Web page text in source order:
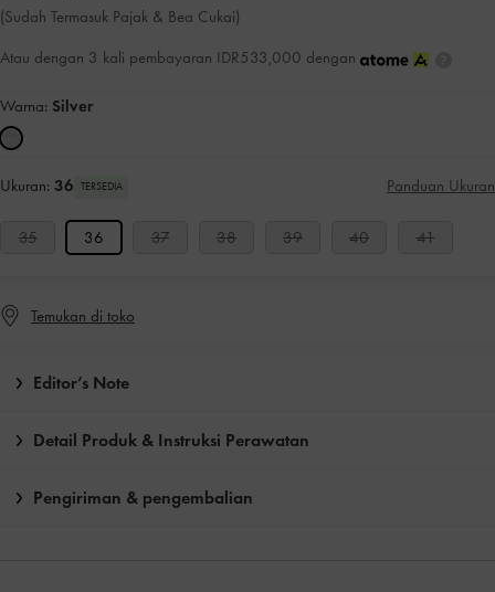
(Sudah Termasuk Pajak & Bea Cukai)
Atau dengan 3 kali pembayaran IDR533,000 dengan
Warna: Silver
Ukuran: 36 TERSEDIA Panduan Ukuran
35 36 37 38 39 40 41
Temukan di toko
Editor’s Note
Detail Produk & Instruksi Perawatan
Pengiriman & pengembalian